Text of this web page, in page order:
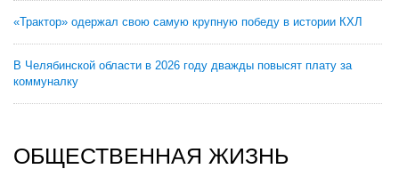
«Трактор» одержал свою самую крупную победу в истории КХЛ
В Челябинской области в 2026 году дважды повысят плату за
коммуналку
ОБЩЕСТВЕННАЯ ЖИЗНЬ